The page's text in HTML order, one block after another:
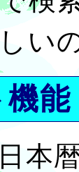
い
機能
本